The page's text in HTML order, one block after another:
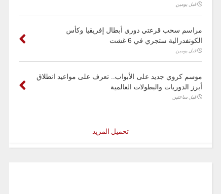
قبل يومين
مراسم سحب قرعتي دوري أبطال إفريقيا وكأس
الكونفدرالية ستجري في 6 غشت
قبل يومين
موسم كروي جديد على الأبواب.. تعرف على مواعيد انطلاق
أبرز الدوريات والبطولات العالمية
قبل ساعتين
تحميل المزيد